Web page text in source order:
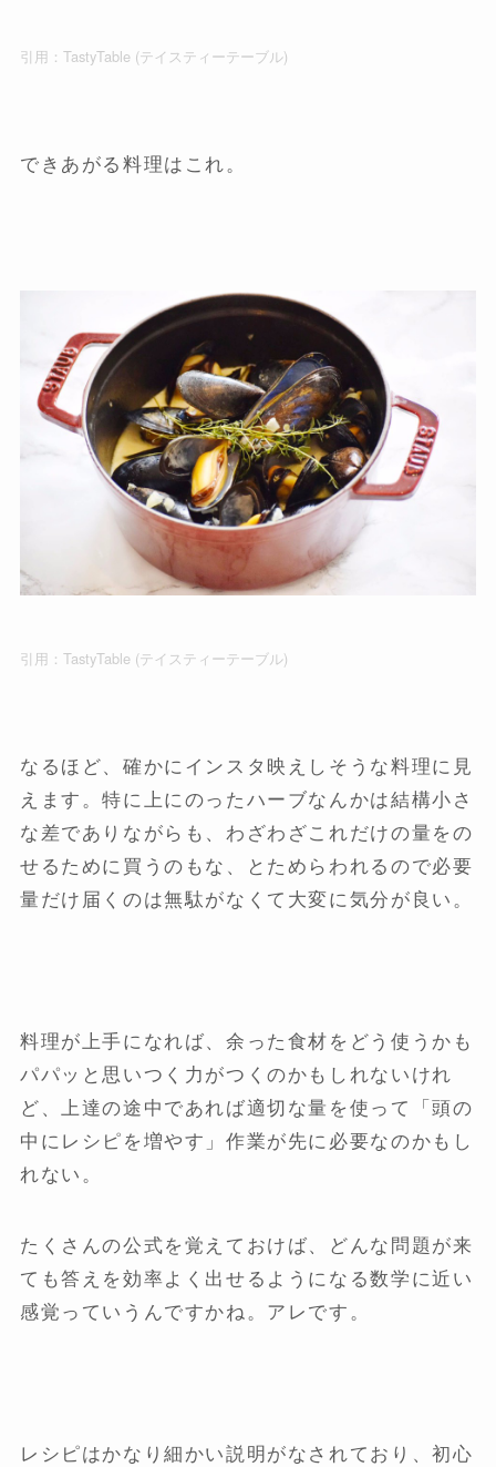
引用： TastyTable (テイスティーテーブル)
できあがる料理はこれ。
引用： TastyTable (テイスティーテーブル)
なるほど、確かにインスタ映えしそうな料理に見
えます。特に上にのったハーブなんかは結構小さ
な差でありながらも、わざわざこれだけの量をの
せるために買うのもな、とためらわれるので必要
量だけ届くのは無駄がなくて大変に気分が良い。
料理が上手になれば、余った食材をどう使うかも
パパッと思いつく力がつくのかもしれないけれ
ど、上達の途中であれば適切な量を使って「頭の
中にレシピを増やす」作業が先に必要なのかもし
れない。
たくさんの公式を覚えておけば、どんな問題が来
ても答えを効率よく出せるようになる数学に近い
感覚っていうんですかね。アレです。
レシピはかなり細かい説明がなされており、初心